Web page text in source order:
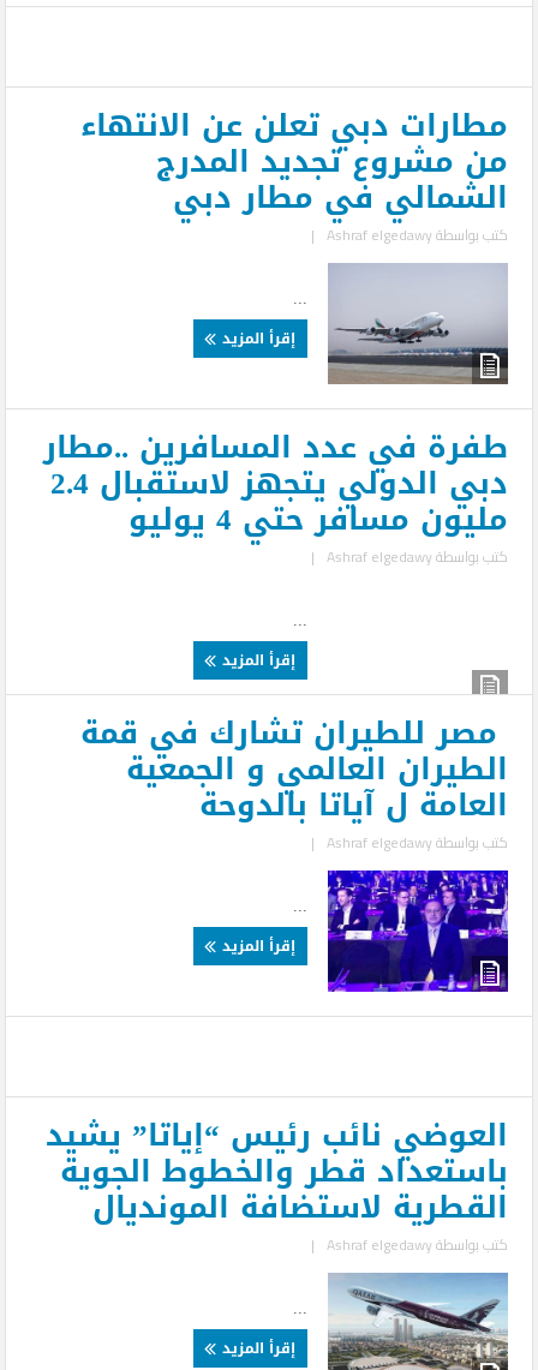
مطارات دبي تعلن عن الانتهاء
من مشروع تجديد المدرج
الشمالي في مطار دبي
كتب بواسطةAshraf elgedawy
|
إقرأ المزيد
طفرة في عدد المسافرين ..مطار
دبي الدولي يتجهز لاستقبال 2.4
مليون مسافر حتي 4 يوليو
كتب بواسطةAshraf elgedawy
|
إقرأ المزيد
مصر للطيران تشارك في قمة
الطيران العالمي و الجمعية
العامة ل آياتا بالدوحة
كتب بواسطةAshraf elgedawy
|
إقرأ المزيد
العوضي نائب رئيس “إياتا” يشيد
باستعداد قطر والخطوط الجوية
القطرية لاستضافة المونديال
كتب بواسطةAshraf elgedawy
|
إقرأ المزيد